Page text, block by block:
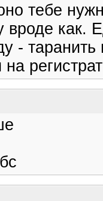
тебе
вроде как.
-
на